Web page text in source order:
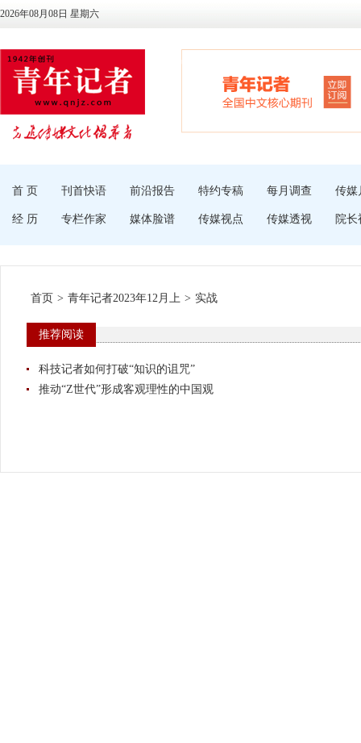
2026年08月08日 星期六
首 页 刊首快语 前沿报告 特约专稿 每月调查 传媒
经 历 专栏作家 媒体脸谱 传媒视点 传媒透视 院长
首页 > 青年记者2023年12月上 > 实战
推荐阅读
科技记者如何打破“知识的诅咒”
推动“Z世代”形成客观理性的中国观